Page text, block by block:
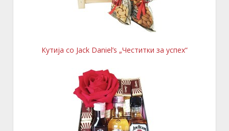
Кутија со Jack Daniel’s „Честитки за успех“